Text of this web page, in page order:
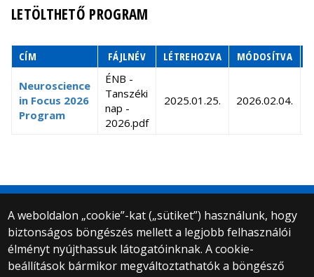
LETÖLTHETŐ PROGRAM
CÍM FÁJLNÉV LÉTREHOZVA MÓDOSÍTVA
Neuroscience
in Focus 2026
Program
ÉNB -
Tanszéki
nap -
2026.pdf
2025.01.25. 2026.02.04.
A weboldalon „cookie”-kat („sütiket”) használunk, hogy
biztonságos böngészés mellett a legjobb felhasználói
élményt nyújthassuk látogatóinknak. A cookie-
beállítások bármikor megváltoztathatók a böngésző
© 2025 Eötvös Loránd Tudományegyetem
Minden jog fenntartva.
1053 Budapest, Egyetem tér 1–3.